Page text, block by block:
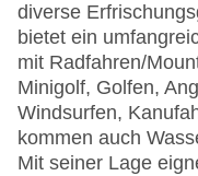
diverse
bietet ein
mit Radfahren/
Minigolf, Golfen,
Windsurfen,
kommen auch
Mit seiner Lage